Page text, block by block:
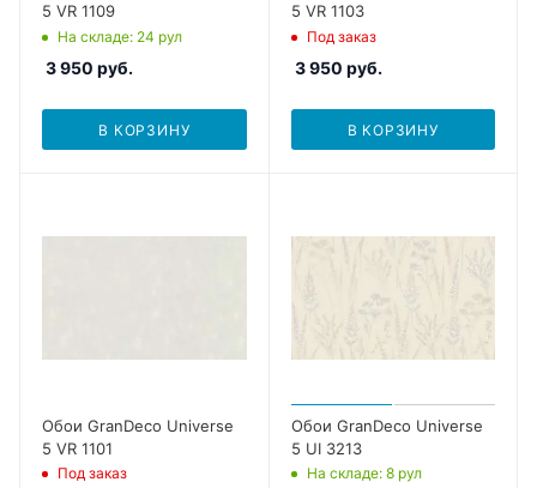
5 VR 1109
На складе: 24 рул
3 950 руб.
В КОРЗИНУ
5 VR 1103
Под заказ
3 950 руб.
В КОРЗИНУ
Обои GranDeco Universe
5 VR 1101
Под заказ
Обои GranDeco Universe
5 UI 3213
На складе: 8 рул